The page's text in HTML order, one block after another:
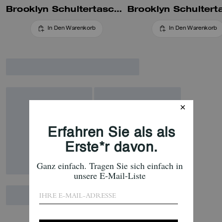
Brooklyn Schultertasche 39
In Den Warenkorb In Den Warenkorb